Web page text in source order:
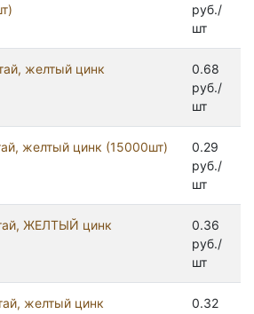
руб./
шт
желтый цинк
0.68
руб./
шт
желтый цинк (15000шт)
0.29
руб./
шт
ЖЕЛТЫЙ цинк
0.36
руб./
шт
желтый цинк
0.32